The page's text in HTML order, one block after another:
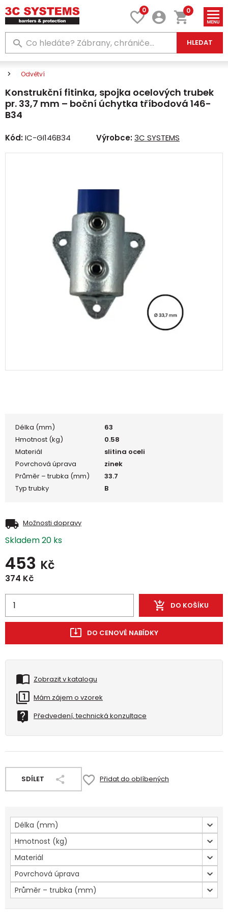
0
HLEDAT
0
Odvětví
Konstrukční fitinka, spojka ocelových trubek
pr. 33,7 mm – boční úchytka tříbodová 146-
B34
Kód:IC-GI146B34 Výrobce:3C SYSTEMS
Délka (mm)
63
Hmotnost (kg)
0.58
Materiál
slitina oceli
Povrchová úprava
zinek
Průměr – trubka (mm)
33.7
Typ trubky
B
Možnosti dopravy
Skladem 20 ks
453 Kč
374 Kč
DO KOŠÍKU
DO CENOVÉ NABÍDKY
Zobrazit v katalogu
Mám zájem o vzorek
Předvedení, technická konzultace
SDÍLET Přidat do oblíbených
Délka (mm)
Hmotnost (kg)
Materiál
Povrchová úprava
Průměr – trubka (mm)